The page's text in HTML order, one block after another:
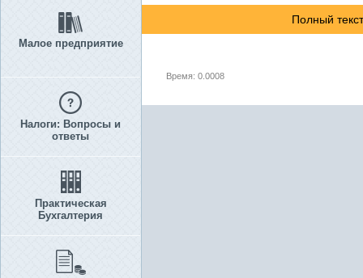
Малое предприятие
Налоги: Вопросы и
ответы
Практическая
Бухгалтерия
Полный
Время: 0.0008